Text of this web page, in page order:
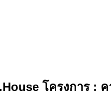
โครงการ :